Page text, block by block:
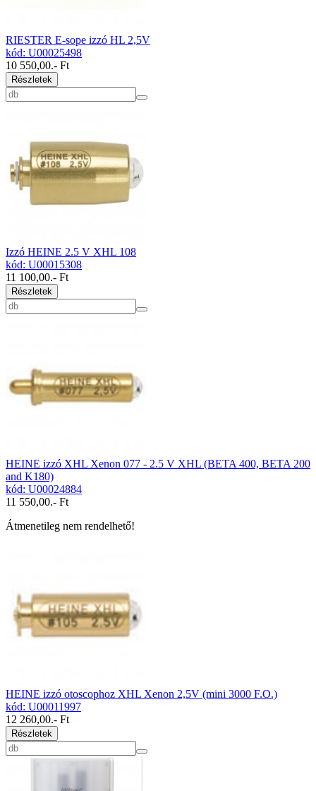
RIESTER E-sope izzó HL 2,5V
kód: U00025498
10 550,00.- Ft
Részletek
Izzó HEINE 2.5 V XHL 108
kód: U00015308
11 100,00.- Ft
Részletek
HEINE izzó XHL Xenon 077 - 2.5 V XHL (BETA 400, BETA 200
and K180)
kód: U00024884
11 550,00.- Ft
Átmenetileg nem rendelhető!
HEINE izzó otoscophoz XHL Xenon 2,5V (mini 3000 F.O.)
kód: U00011997
12 260,00.- Ft
Részletek